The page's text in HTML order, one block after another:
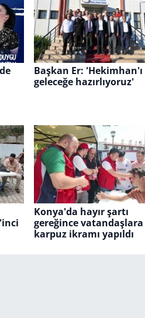
Başkan Er: 'Hekimhan'ı
geleceğe hazırlıyoruz'
Konya'da hayır şartı
gereğince vatandaşlara
karpuz ikramı yapıldı